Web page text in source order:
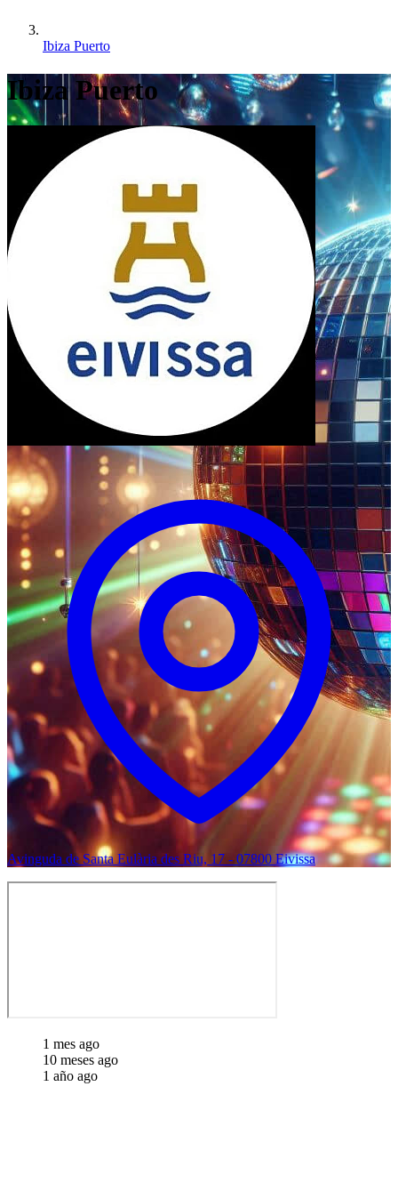
Ibiza Puerto
Ibiza Puerto
Avinguda de Santa Eulària des Riu, 17 - 07800 Eivissa
1 mes ago
10 meses ago
1 año ago